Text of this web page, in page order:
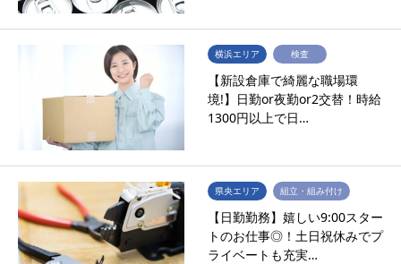
横浜エリア 検査
【新設倉庫で綺麗な職場環
境!】日勤or夜勤or2交替！時給
1300円以上で日…
県央エリア 組立・組み付け
【日勤勤務】嬉しい9:00スター
トのお仕事◎！土日祝休みでプ
ライベートも充実…